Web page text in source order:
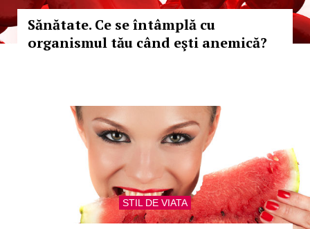
Sănătate. Ce se întâmplă cu
organismul tău când eşti anemică?
STIL DE VIATA